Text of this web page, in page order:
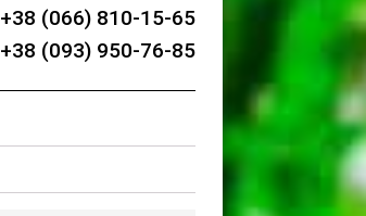
+38 (066) 810-15-65
+38 (093) 950-76-85